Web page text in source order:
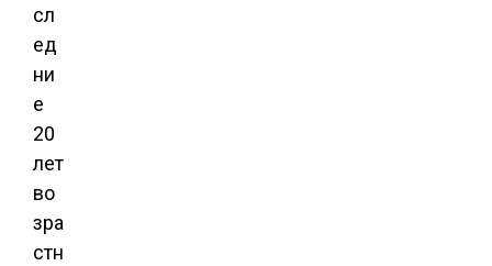
сл
ед
ни
е
20
лет
во
зра
стн